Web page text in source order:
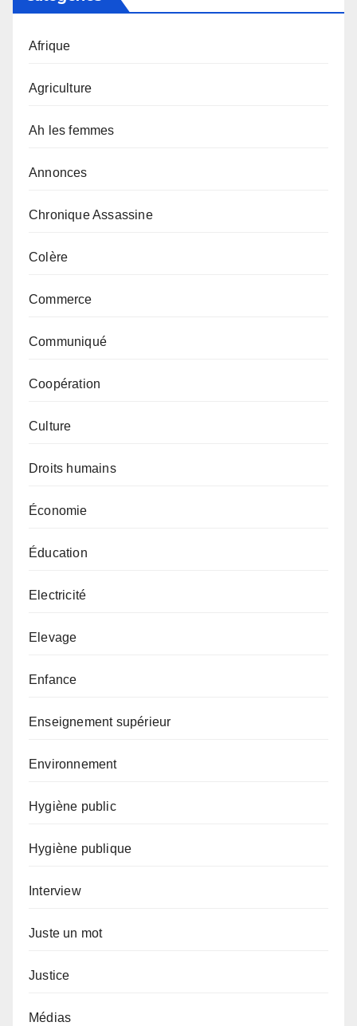
Afrique
Agriculture
Ah les femmes
Annonces
Chronique Assassine
Colère
Commerce
Communiqué
Coopération
Culture
Droits humains
Économie
Éducation
Electricité
Elevage
Enfance
Enseignement supérieur
Environnement
Hygiène public
Hygiène publique
Interview
Juste un mot
Justice
Médias